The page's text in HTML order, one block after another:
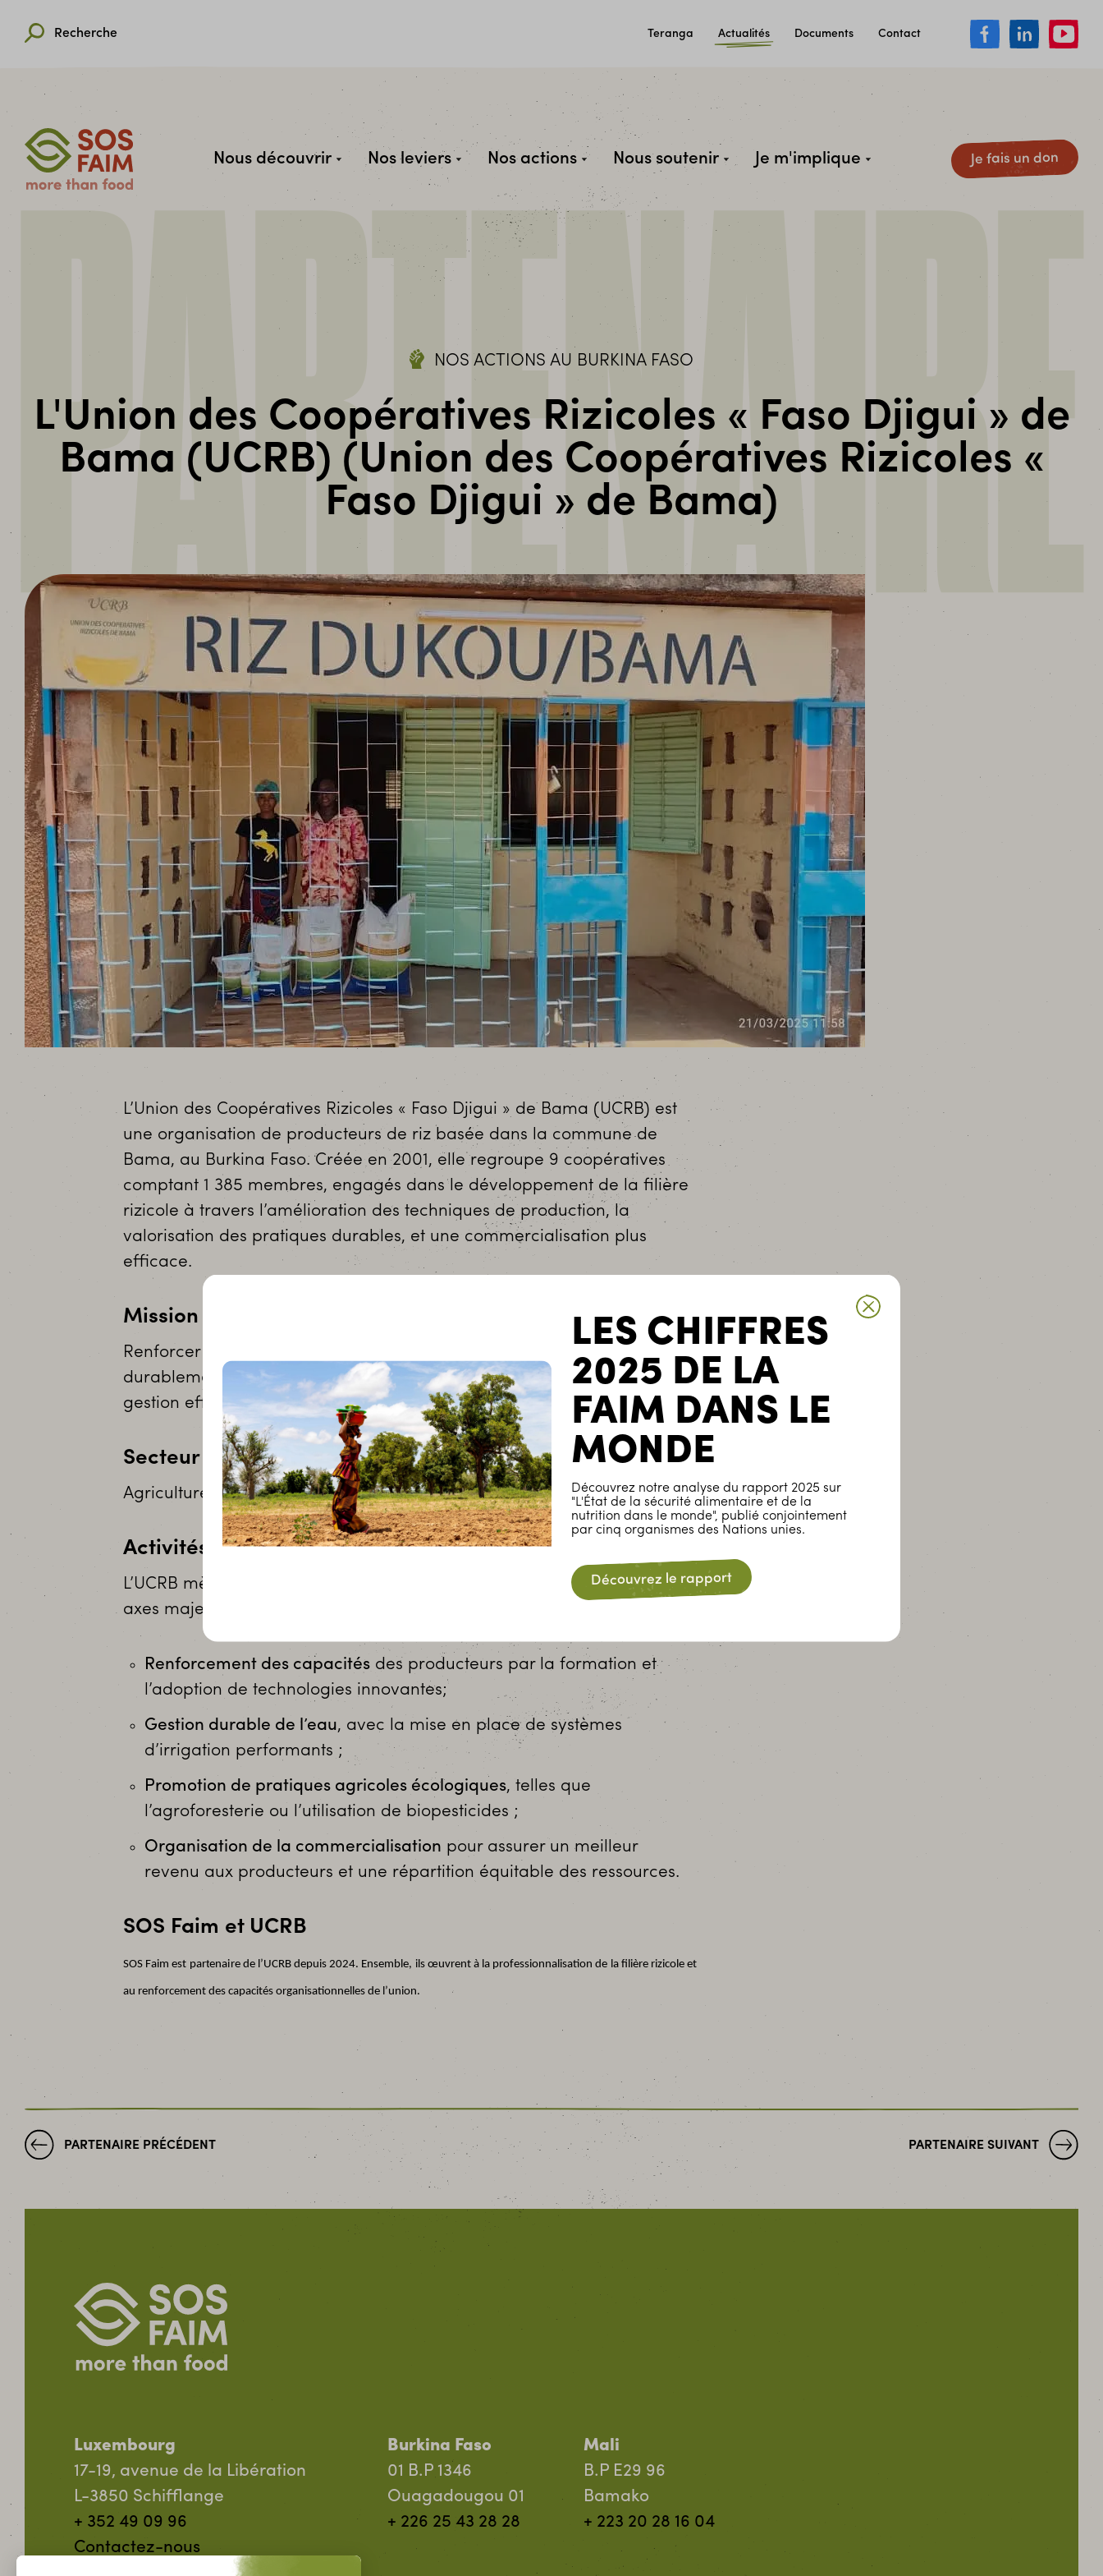
Recherche Teranga Actualités Documents Contact
Nous découvrir Nos leviers Nos actions Nous soutenir Je m'implique Je fais un don
PARTENAIRE
NOS ACTIONS AU BURKINA FASO
L'Union des Coopératives Rizicoles « Faso Djigui » de
Bama (UCRB) (Union des Coopératives Rizicoles «
Faso Djigui » de Bama)
L’Union des Coopératives Rizicoles « Faso Djigui » de Bama (UCRB) est
une organisation de producteurs de riz basée dans la commune de
Bama, au Burkina Faso. Créée en 2001, elle regroupe 9 coopératives
comptant 1 385 membres, engagés dans le développement de la filière
rizicole à travers l’amélioration des techniques de production, la
valorisation des pratiques durables, et une commercialisation plus
efficace.
Mission
Renforcer les capacités des producteurs de riz de Bama pour améliorer
durablement la production rizicole locale, à travers l’innovation, la
gestion efficace de l’eau, et l’accès au marché.
Secteur d’activités
Agriculture – Riziculture
Activités
L’UCRB mène de nombreuses actions structurées autour de plusieurs
axes majeurs :
Renforcement des capacités des producteurs par la formation et
l’adoption de technologies innovantes;
Gestion durable de l’eau, avec la mise en place de systèmes
d’irrigation performants ;
Promotion de pratiques agricoles écologiques, telles que
l’agroforesterie ou l’utilisation de biopesticides ;
Organisation de la commercialisation pour assurer un meilleur
revenu aux producteurs et une répartition équitable des ressources.
SOS Faim et UCRB
SOS Faim est partenaire de l’UCRB depuis 2024. Ensemble, ils œuvrent à la professionnalisation de la filière rizicole et
au renforcement des capacités organisationnelles de l’union.
PARTENAIRE PRÉCÉDENT PARTENAIRE SUIVANT
Luxembourg
17-19, avenue de la Libération
L-3850 Schifflange
+ 352 49 09 96
Contactez-nous
Burkina Faso
01 B.P 1346
Ouagadougou 01
+ 226 25 43 28 28
Mali
B.P E29 96
Bamako
+ 223 20 28 16 04
LES CHIFFRES
2025 DE LA
FAIM DANS LE
MONDE
Découvrez notre analyse du rapport 2025 sur
"L'État de la sécurité alimentaire et de la
nutrition dans le monde", publié conjointement
par cinq organismes des Nations unies.
Découvrez le rapport